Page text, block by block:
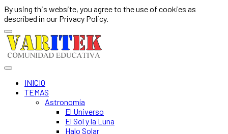
By using this website, you agree to the use of cookies as
described in our Privacy Policy.
INICIO
TEMAS
Astronomía
El Universo
El Sol y la Luna
Halo Solar